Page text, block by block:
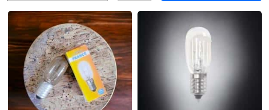
Articulos De Limpieza
Aromatizantes De Ambientes
Aromatizantes De Auto
Articulos De Promocion